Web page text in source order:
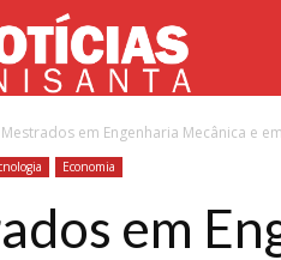
Unisanta
Mestrados em Engenharia Mecânica e
Economia
em